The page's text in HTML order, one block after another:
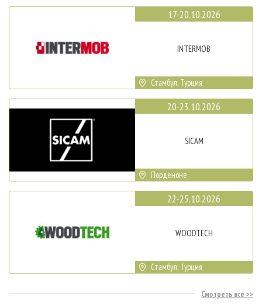
17-20.10.2026
INTERMOB
Стамбул, Турция
20-23.10.2026
SICAM
Порденоне
22-25.10.2026
WOODTECH
Стамбул, Турция
Смотреть все